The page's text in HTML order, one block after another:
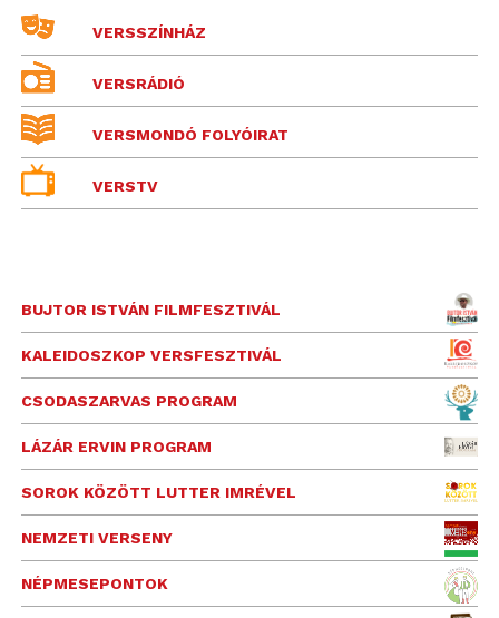
VERSSZÍNHÁZ
VERSRÁDIÓ
VERSMONDÓ FOLYÓIRAT
VERSTV
BUJTOR ISTVÁN FILMFESZTIVÁL
KALEIDOSZKOP VERSFESZTIVÁL
CSODASZARVAS PROGRAM
LÁZÁR ERVIN PROGRAM
SOROK KÖZÖTT LUTTER IMRÉVEL
NEMZETI VERSENY
NÉPMESEPONTOK